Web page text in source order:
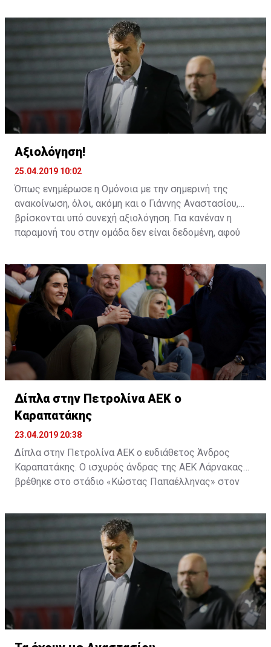
Αξιολόγηση!
25.04.2019 10:02
Όπως ενημέρωσε η Ομόνοια με την σημερινή της
ανακοίνωση, όλοι, ακόμη και ο Γιάννης Αναστασίου,
βρίσκονται υπό συνεχή αξιολόγηση. Για κανέναν η
παραμονή του στην ομάδα δεν είναι δεδομένη, αφού
Δίπλα στην Πετρολίνα ΑΕΚ ο
Καραπατάκης
23.04.2019 20:38
Δίπλα στην Πετρολίνα ΑΕΚ ο ευδιάθετος Άνδρος
Καραπατάκης. Ο ισχυρός άνδρας της ΑΕΚ Λάρνακας
βρέθηκε στο στάδιο «Κώστας Παπαέλληνας» στον